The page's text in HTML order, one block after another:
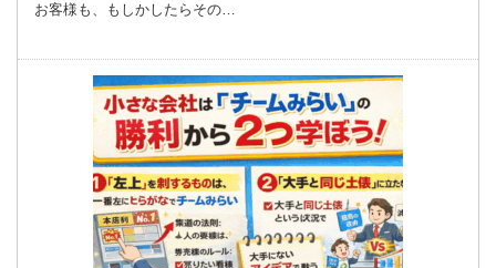
お客様も、もしかしたらその…